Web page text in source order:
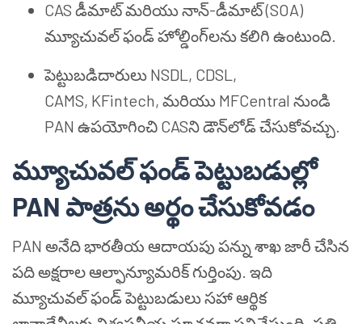
CAS డీమాట్ మరియు నాన్-డీమాట్ (SOA)
మ్యూచువల్ ఫండ్ హోల్డింగ్‌లను కలిగి ఉంటుంది.
పెట్టుబడిదారులు NSDL, CDSL,
CAMS, KFintech, మరియు MFCentral నుండి
PAN ఉపయోగించి CASని డౌన్‌లోడ్ చేసుకోవచ్చు.
మ్యూచువల్ ఫండ్ పెట్టుబడుల్లో
PAN పాత్రను అర్థం చేసుకోవడం
PAN అనేది భారతీయ ఆదాయపు పన్ను శాఖ జారీ చేసిన
పది అక్షరాల ఆల్ఫాన్యూమరిక్ గుర్తింపు. ఇది
మ్యూచువల్ ఫండ్ పెట్టుబడులు సహా ఆర్థిక